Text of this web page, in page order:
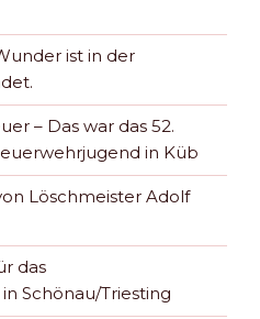
ist in der
– Das war das 52.
in Küb
Löschmeister Adolf
das
Schönau/Triesting